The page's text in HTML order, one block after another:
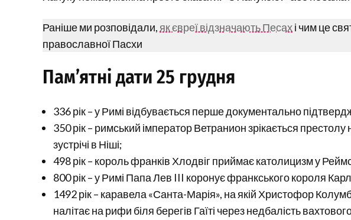
Раніше ми розповідали, як євреї відзначають Песахі чим це
православної Пасхи
Пам’ятні дати 25 грудня
336 рік – у Римі відбувається перше документально
350 рік – римський імператор Ветранион зрікається престолу
зустрічі в Ніші;
498 рік – король франків Хлодвіг приймає католицизм у
800 рік – у Римі Папа Лев III коронує франкського короля
1492 рік – каравела «Санта-Марія», на якій Христофор
налітає на рифи біля берегів Гаїті через недбалість